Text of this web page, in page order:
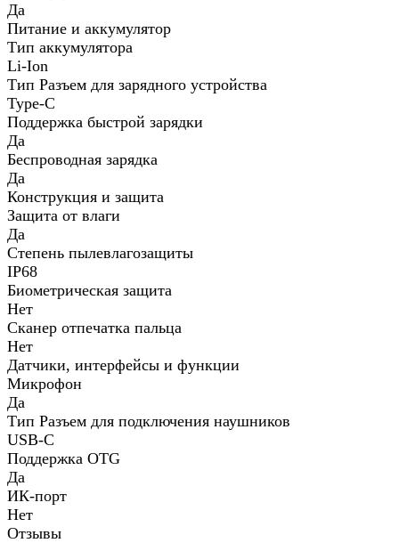
Да
Питание и аккумулятор
Тип аккумулятора
Li-Ion
Тип Разъем для зарядного устройства
Type-C
Поддержка быстрой зарядки
Да
Беспроводная зарядка
Да
Конструкция и защита
Защита от влаги
Да
Степень пылевлагозащиты
IP68
Биометрическая защита
Нет
Сканер отпечатка пальца
Нет
Датчики, интерфейсы и функции
Микрофон
Да
Тип Разъем для подключения наушников
USB-C
Поддержка OTG
Да
ИК-порт
Нет
Отзывы